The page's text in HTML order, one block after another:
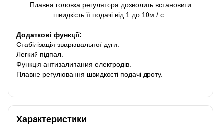
Плавна головка регулятора дозволить встановити
швидкість її подачі від 1 до 10м / с.
Додаткові функції:
Стабілізація зварювальної дуги.
Легкий підпал.
Функція антизалипания електродів.
Плавне регулювання швидкості подачі дроту.
Характеристики